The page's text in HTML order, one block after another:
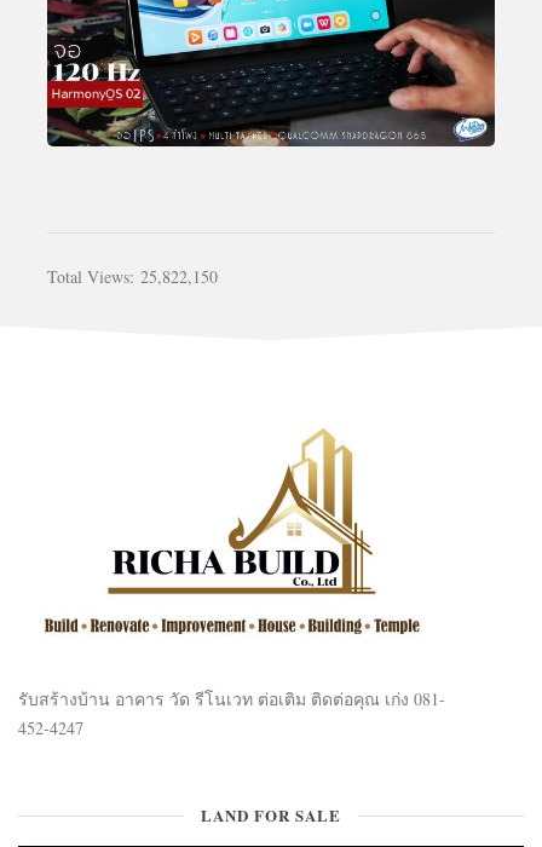
Total Views: 25,822,150
รับสร้างบ้าน อาคาร วัด รีโนเวท ต่อเติม ติดต่อคุณ เก่ง 081-
452-4247
LAND FOR SALE